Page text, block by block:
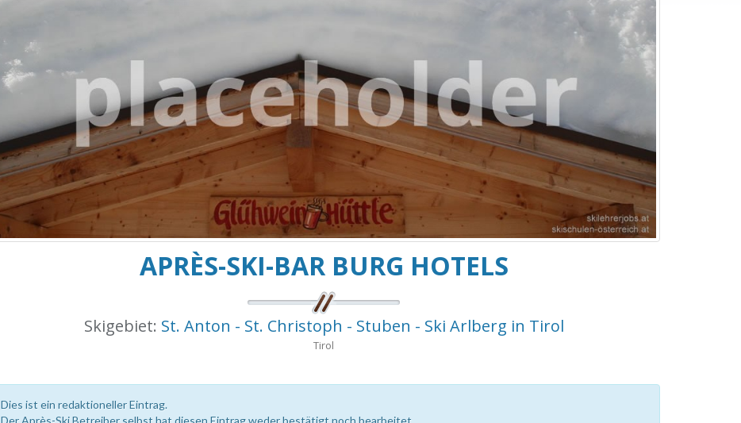
APRÈS-SKI-BAR BURG HOTELS
Skigebiet: St. Anton - St. Christoph - Stuben - Ski Arlberg in Tirol
Tirol
Dies ist ein redaktioneller Eintrag.